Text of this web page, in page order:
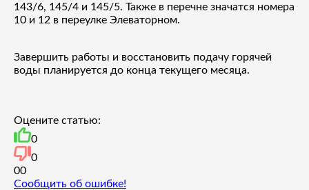
143/6, 145/4 и 145/5. Также в перечне значатся номера
10 и 12 в переулке Элеваторном.
Завершить работы и восстановить подачу горячей
воды планируется до конца текущего месяца.
Оцените статью:
0
0
00
Сообщить об ошибке!